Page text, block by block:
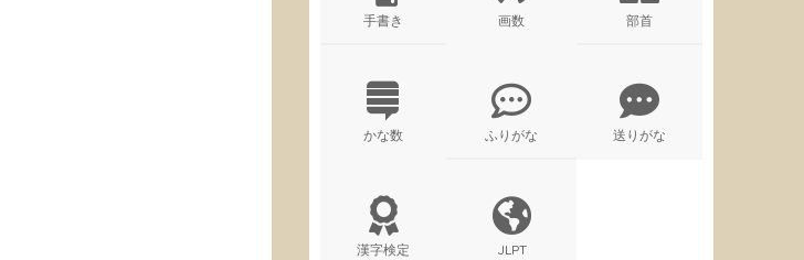
手書き 画数 部首
かな数 ふりがな 送りがな
漢字検定 JLPT